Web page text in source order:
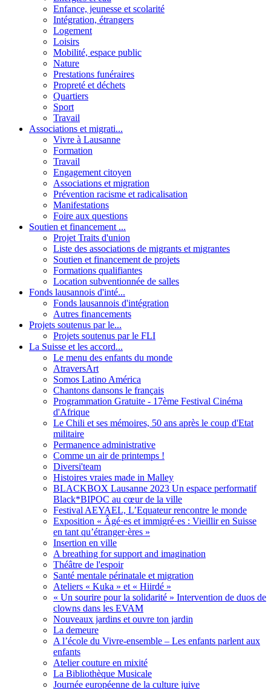
Enfance, jeunesse et scolarité
Intégration, étrangers
Logement
Loisirs
Mobilité, espace public
Nature
Prestations funéraires
Propreté et déchets
Quartiers
Sport
Travail
Associations et migrati...
Vivre à Lausanne
Formation
Travail
Engagement citoyen
Associations et migration
Prévention racisme et radicalisation
Manifestations
Foire aux questions
Soutien et financement ...
Projet Traits d'union
Liste des associations de migrants et migrantes
Soutien et financement de projets
Formations qualifiantes
Location subventionnée de salles
Fonds lausannois d'inté...
Fonds lausannois d'intégration
Autres financements
Projets soutenus par le...
Projets soutenus par le FLI
La Suisse et les accord...
Le menu des enfants du monde
AtraversArt
Somos Latino América
Chantons dansons le français
Programmation Gratuite - 17ème Festival Cinéma
d'Afrique
Le Chili et ses mémoires, 50 ans après le coup d'Etat
militaire
Permanence administrative
Comme un air de printemps !
Diversi'team
Histoires vraies made in Malley
BLACKBOX Lausanne 2023 Un espace performatif
Black*BIPOC au cœur de la ville
Festival AEYAEL, L’Equateur rencontre le monde
Exposition « Âgé·es et immigré·es : Vieillir en Suisse
en tant qu’étranger·ères »
Insertion en ville
A breathing for support and imagination
Théâtre de l'espoir
Santé mentale périnatale et migration
Ateliers « Kuka » et « Hiirdé »
« Un sourire pour la solidarité » Intervention de duos de
clowns dans les EVAM
Nouveaux jardins et ouvre ton jardin
La demeure
A l’école du Vivre-ensemble – Les enfants parlent aux
enfants
Atelier couture en mixité
La Bibliothèque Musicale
Journée européenne de la culture juive